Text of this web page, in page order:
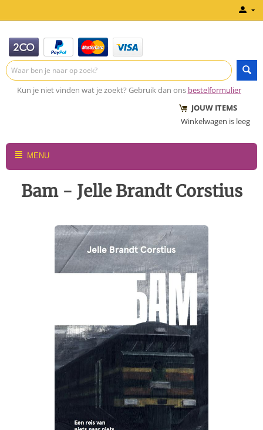
Kun je niet vinden wat je zoekt? Gebruik dan ons bestelformulier
JOUW ITEMS
Winkelwagen is leeg
MENU
Bam - Jelle Brandt Corstius